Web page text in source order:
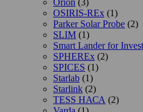
OSIRIS-REx (1)
Parker Solar Probe (2)
SLIM (1)
Smart Lander for
SPHEREx (2)
SPICES (1)
Starlab (1)
Starlink (2)
TESS НАСА (2)